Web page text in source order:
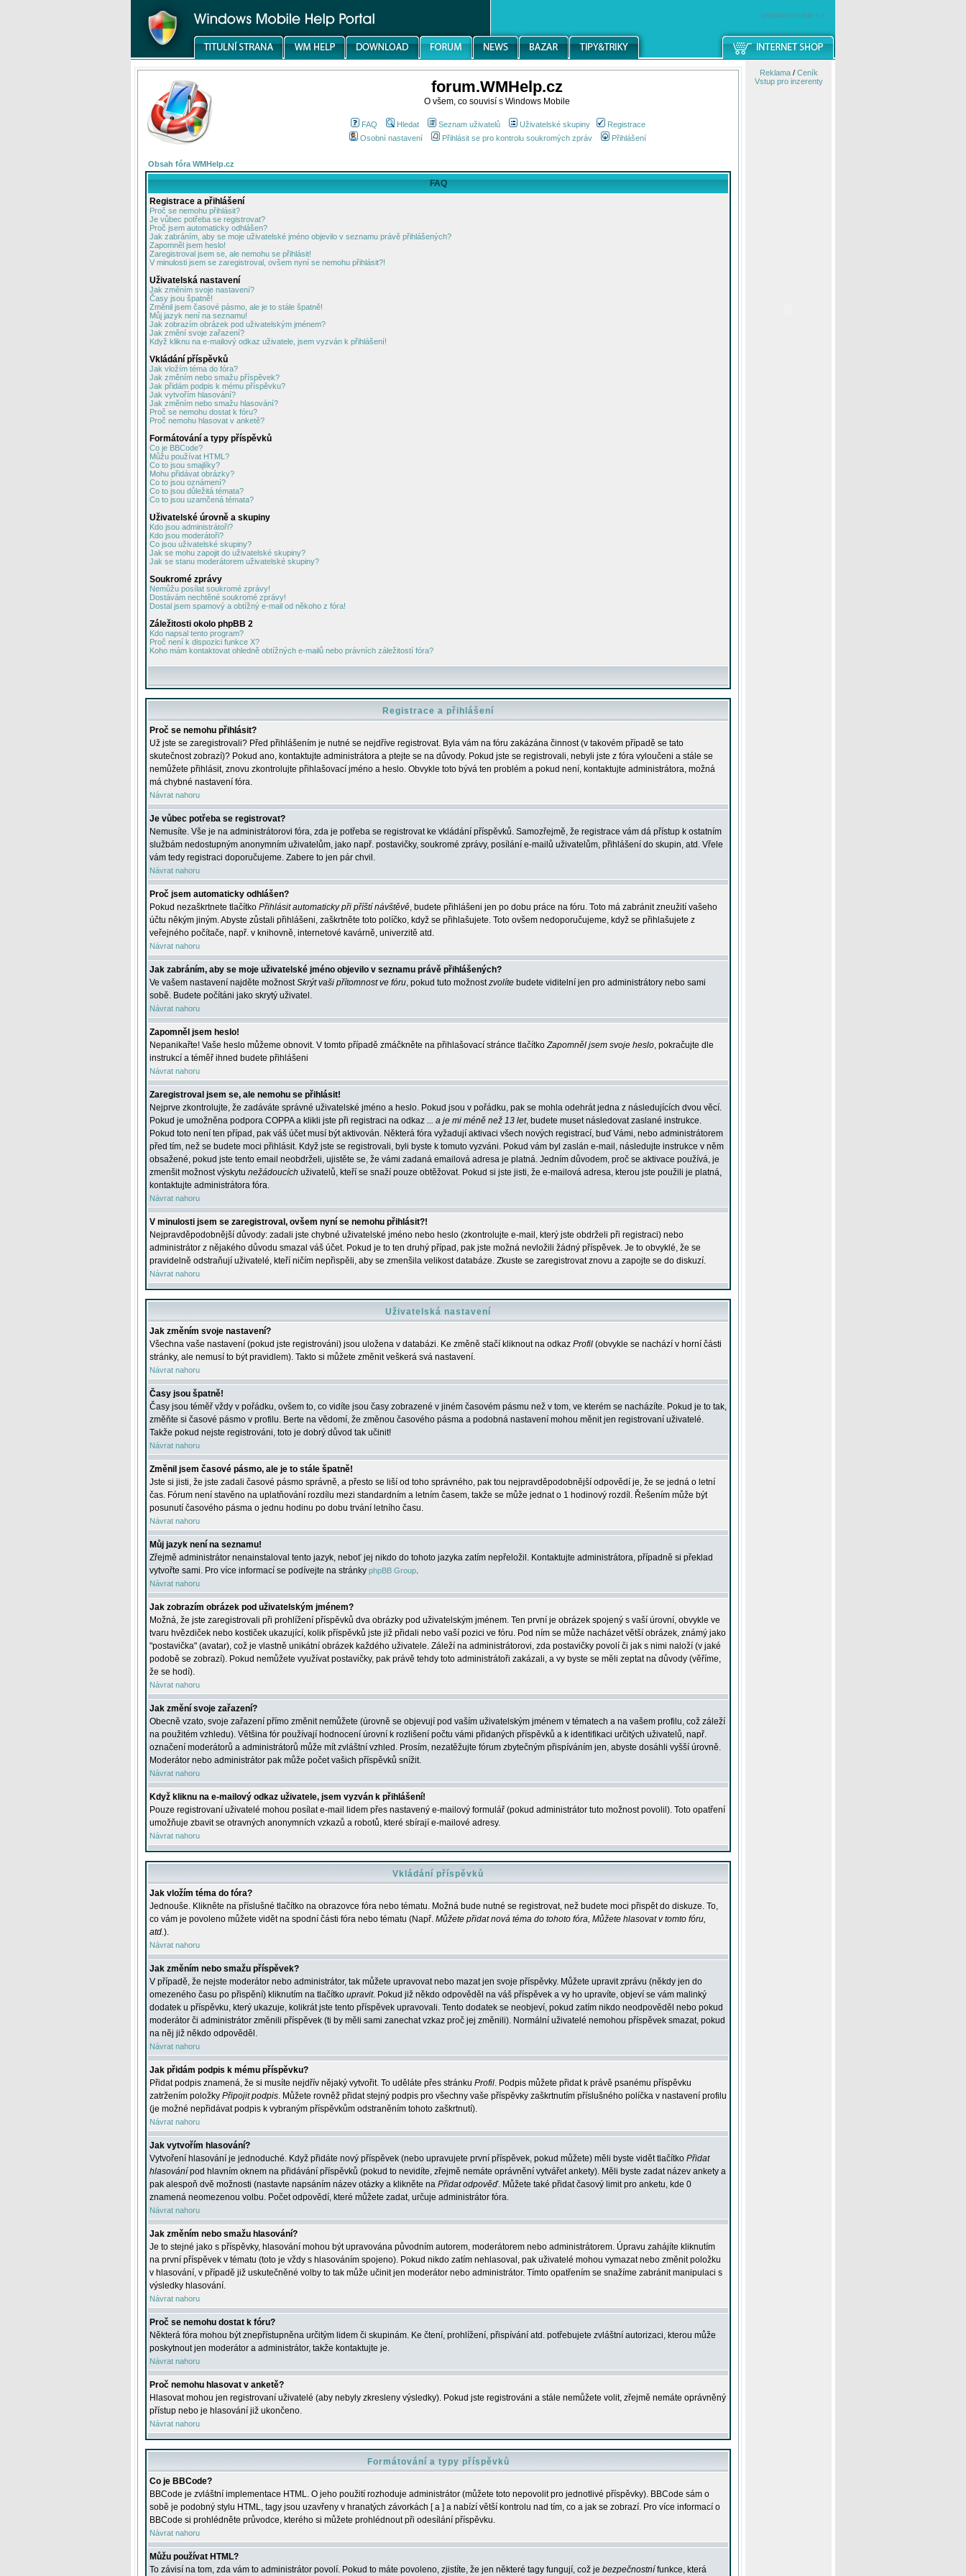
windowsmobile.cz
forum.WMHelp.cz
O všem, co souvisí s Windows Mobile
FAQ Hledat Seznam uživatelů Uživatelské skupiny
Registrace
Osobní nastavení
Přihlásit se pro kontrolu soukromých zpráv Přihlášení
Obsah fóra WMHelp.cz
FAQ
Registrace a přihlášení
Proč se nemohu přihlásit?
Je vůbec potřeba se registrovat?
Proč jsem automaticky odhlášen?
Jak zabráním, aby se moje uživatelské jméno objevilo v seznamu právě přihlášených?
Zapomněl jsem heslo!
Zaregistroval jsem se, ale nemohu se přihlásit!
V minulosti jsem se zaregistroval, ovšem nyní se nemohu přihlásit?!
Uživatelská nastavení
Jak změním svoje nastavení?
Časy jsou špatně!
Změnil jsem časové pásmo, ale je to stále špatně!
Můj jazyk není na seznamu!
Jak zobrazím obrázek pod uživatelským jménem?
Jak změní svoje zařazení?
Když kliknu na e-mailový odkaz uživatele, jsem vyzván k přihlášení!
Vkládání příspěvků
Jak vložím téma do fóra?
Jak změním nebo smažu příspěvek?
Jak přidám podpis k mému příspěvku?
Jak vytvořím hlasování?
Jak změním nebo smažu hlasování?
Proč se nemohu dostat k fóru?
Proč nemohu hlasovat v anketě?
Formátování a typy příspěvků
Co je BBCode?
Můžu používat HTML?
Co to jsou smajlíky?
Mohu přidávat obrázky?
Co to jsou oznámení?
Co to jsou důležitá témata?
Co to jsou uzamčená témata?
Uživatelské úrovně a skupiny
Kdo jsou administrátoři?
Kdo jsou moderátoři?
Co jsou uživatelské skupiny?
Jak se mohu zapojit do uživatelské skupiny?
Jak se stanu moderátorem uživatelské skupiny?
Soukromé zprávy
Nemůžu posílat soukromé zprávy!
Dostávám nechtěné soukromé zprávy!
Dostal jsem spamový a obtížný e-mail od někoho z fóra!
Záležitosti okolo phpBB 2
Kdo napsal tento program?
Proč není k dispozici funkce X?
Koho mám kontaktovat ohledně obtížných e-mailů nebo právních záležitostí fóra?
Registrace a přihlášení
Proč se nemohu přihlásit?
Už jste se zaregistrovali? Před přihlášením je nutné se nejdříve registrovat. Byla vám na fóru zakázána činnost (v takovém případě se tato
skutečnost zobrazí)? Pokud ano, kontaktujte administrátora a ptejte se na důvody. Pokud jste se registrovali, nebyli jste z fóra vyloučeni a stále se
nemůžete přihlásit, znovu zkontrolujte přihlašovací jméno a heslo. Obvykle toto bývá ten problém a pokud není, kontaktujte administrátora, možná
má chybné nastavení fóra.
Návrat nahoru
Je vůbec potřeba se registrovat?
Nemusíte. Vše je na administrátorovi fóra, zda je potřeba se registrovat ke vkládání příspěvků. Samozřejmě, že registrace vám dá přístup k ostatním
službám nedostupným anonymním uživatelům, jako např. postavičky, soukromé zprávy, posílání e-mailů uživatelům, přihlášení do skupin, atd. Vřele
vám tedy registraci doporučujeme. Zabere to jen pár chvil.
Návrat nahoru
Proč jsem automaticky odhlášen?
Pokud nezaškrtnete tlačítko Přihlásit automaticky při příští návštěvě, budete přihlášeni jen po dobu práce na fóru. Toto má zabránit zneužití vašeho
účtu někým jiným. Abyste zůstali přihlášeni, zaškrtněte toto políčko, když se přihlašujete. Toto ovšem nedoporučujeme, když se přihlašujete z
veřejného počítače, např. v knihovně, internetové kavárně, univerzitě atd.
Návrat nahoru
Jak zabráním, aby se moje uživatelské jméno objevilo v seznamu právě přihlášených?
Ve vašem nastavení najděte možnostSkrýt vaši přítomnost ve fóru, pokud tuto možnostzvolíte budete viditelní jen pro administrátory nebo sami
sobě. Budete počítáni jako skrytý uživatel.
Návrat nahoru
Zapomněl jsem heslo!
Nepanikařte! Vaše heslo můžeme obnovit. V tomto případě zmáčkněte na přihlašovací stránce tlačítkoZapomněl jsem svoje heslo, pokračujte dle
instrukcí a téměř ihned budete přihlášeni
Návrat nahoru
Zaregistroval jsem se, ale nemohu se přihlásit!
Nejprve zkontrolujte, že zadáváte správné uživatelské jméno a heslo. Pokud jsou v pořádku, pak se mohla odehrát jedna z následujících dvou věcí.
Pokud je umožněna podpora COPPA a klikli jste při registraci na odkaz ... a je mi méně než 13 let, budete muset následovat zaslané instrukce.
Pokud toto není ten případ, pak váš účet musí být aktivován. Některá fóra vyžadují aktivaci všech nových registrací, buď Vámi, nebo administrátorem
před tím, než se budete moci přihlásit. Když jste se registrovali, byli byste k tomuto vyzváni. Pokud vám byl zaslán e-mail, následujte instrukce v něm
obsažené, pokud jste tento email neobdrželi, ujistěte se, že vámi zadaná emailová adresa je platná. Jedním důvodem, proč se aktivace používá, je
zmenšit možnost výskytu nežádoucích uživatelů, kteří se snaží pouze obtěžovat. Pokud si jste jisti, že e-mailová adresa, kterou jste použili je platná,
kontaktujte administrátora fóra.
Návrat nahoru
V minulosti jsem se zaregistroval, ovšem nyní se nemohu přihlásit?!
Nejpravděpodobnější důvody: zadali jste chybné uživatelské jméno nebo heslo (zkontrolujte e-mail, který jste obdrželi při registraci) nebo
administrátor z nějakého důvodu smazal váš účet. Pokud je to ten druhý případ, pak jste možná nevložili žádný příspěvek. Je to obvyklé, že se
pravidelně odstraňují uživatelé, kteří ničím nepřispěli, aby se zmenšila velikost databáze. Zkuste se zaregistrovat znovu a zapojte se do diskuzí.
Návrat nahoru
Uživatelská nastavení
Jak změním svoje nastavení?
Všechna vaše nastavení (pokud jste registrováni) jsou uložena v databázi. Ke změně stačí kliknout na odkaz Profil (obvykle se nachází v horní části
stránky, ale nemusí to být pravidlem). Takto si můžete změnit veškerá svá nastavení.
Návrat nahoru
Časy jsou špatně!
Časy jsou téměř vždy v pořádku, ovšem to, co vidíte jsou časy zobrazené v jiném časovém pásmu než v tom, ve kterém se nacházíte. Pokud je to tak,
změňte si časové pásmo v profilu. Berte na vědomí, že změnou časového pásma a podobná nastavení mohou měnit jen registrovaní uživatelé.
Takže pokud nejste registrováni, toto je dobrý důvod tak učinit!
Návrat nahoru
Změnil jsem časové pásmo, ale je to stále špatně!
Jste si jisti, že jste zadali časové pásmo správně, a přesto se liší od toho správného, pak tou nejpravděpodobnější odpovědí je, že se jedná o letní
čas. Fórum není stavěno na uplatňování rozdílu mezi standardním a letním časem, takže se může jednat o 1 hodinový rozdíl. Řešením může být
posunutí časového pásma o jednu hodinu po dobu trvání letního času.
Návrat nahoru
Můj jazyk není na seznamu!
Zřejmě administrátor nenainstaloval tento jazyk, neboť jej nikdo do tohoto jazyka zatím nepřeložil. Kontaktujte administrátora, případně si překlad
vytvořte sami. Pro více informací se podívejte na stránky phpBB Group.
Návrat nahoru
Jak zobrazím obrázek pod uživatelským jménem?
Možná, že jste zaregistrovali při prohlížení příspěvků dva obrázky pod uživatelským jménem. Ten první je obrázek spojený s vaší úrovní, obvykle ve
tvaru hvězdiček nebo kostiček ukazující, kolik příspěvků jste již přidali nebo vaší pozici ve fóru. Pod ním se může nacházet větší obrázek, známý jako
"postavička" (avatar), což je vlastně unikátní obrázek každého uživatele. Záleží na administrátorovi, zda postavičky povolí či jak s nimi naloží (v jaké
podobě se zobrazí). Pokud nemůžete využívat postavičky, pak právě tehdy toto administrátoři zakázali, a vy byste se měli zeptat na důvody (věříme,
že se hodí).
Návrat nahoru
Jak změní svoje zařazení?
Obecně vzato, svoje zařazení přímo změnit nemůžete (úrovně se objevují pod vaším uživatelským jménem v tématech a na vašem profilu, což záleží
na použitém vzhledu). Většina fór používají hodnocení úrovní k rozlišení počtu vámi přidaných příspěvků a k identifikaci určitých uživatelů, např.
označení moderátorů a administrátorů může mít zvláštní vzhled. Prosím, nezatěžujte fórum zbytečným přispíváním jen, abyste dosáhli vyšší úrovně.
Moderátor nebo administrátor pak může počet vašich příspěvků snížit.
Návrat nahoru
Když kliknu na e-mailový odkaz uživatele, jsem vyzván k přihlášení!
Pouze registrovaní uživatelé mohou posílat e-mail lidem přes nastavený e-mailový formulář (pokud administrátor tuto možnost povolil). Toto opatření
umožňuje zbavit se otravných anonymních vzkazů a robotů, které sbírají e-mailové adresy.
Návrat nahoru
Vkládání příspěvků
Jak vložím téma do fóra?
Jednouše. Klikněte na příslušné tlačítko na obrazovce fóra nebo tématu. Možná bude nutné se registrovat, než budete moci přispět do diskuze. To,
co vám je povoleno můžete vidět na spodní části fóra nebo tématu (Např. Můžete přidat nová téma do tohoto fóra, Můžete hlasovat v tomto fóru,
atd.).
Návrat nahoru
Jak změním nebo smažu příspěvek?
V případě, že nejste moderátor nebo administrátor, tak můžete upravovat nebo mazat jen svoje příspěvky. Můžete upravit zprávu (někdy jen do
omezeného času po přispění) kliknutím na tlačítko upravit. Pokud již někdo odpověděl na váš příspěvek a vy ho upravíte, objeví se vám malinký
dodatek u příspěvku, který ukazuje, kolikrát jste tento příspěvek upravovali. Tento dodatek se neobjeví, pokud zatím nikdo neodpověděl nebo pokud
moderátor či administrátor změnili příspěvek (ti by měli sami zanechat vzkaz proč jej změnili). Normální uživatelé nemohou příspěvek smazat, pokud
na něj již někdo odpověděl.
Návrat nahoru
Jak přidám podpis k mému příspěvku?
Přidat podpis znamená, že si musíte nejdřív nějaký vytvořit. To uděláte přes stránku Profil. Podpis můžete přidat k právě psanému příspěvku
zatržením položky Připojit podpis. Můžete rovněž přidat stejný podpis pro všechny vaše příspěvky zaškrtnutím příslušného políčka v nastavení profilu
(je možné nepřidávat podpis k vybraným příspěvkům odstraněním tohoto zaškrtnutí).
Návrat nahoru
Jak vytvořím hlasování?
Vytvoření hlasování je jednoduché. Když přidáte nový příspěvek (nebo upravujete první příspěvek, pokud můžete) měli byste vidět tlačítko Přidat
hlasování pod hlavním oknem na přidávání příspěvků (pokud to nevidíte, zřejmě nemáte oprávnění vytvářet ankety). Měli byste zadat název ankety a
pak alespoň dvě možnosti (nastavte napsáním název otázky a klikněte na Přidat odpověď. Můžete také přidat časový limit pro anketu, kde 0
znamená neomezenou volbu. Počet odpovědí, které můžete zadat, určuje administrátor fóra.
Návrat nahoru
Jak změním nebo smažu hlasování?
Je to stejné jako s příspěvky, hlasování mohou být upravována původním autorem, moderátorem nebo administrátorem. Úpravu zahájíte kliknutím
na první příspěvek v tématu (toto je vždy s hlasováním spojeno). Pokud nikdo zatím nehlasoval, pak uživatelé mohou vymazat nebo změnit položku
v hlasování, v případě již uskutečněné volby to tak může učinit jen moderátor nebo administrátor. Tímto opatřením se snažíme zabránit manipulaci s
výsledky hlasování.
Návrat nahoru
Proč se nemohu dostat k fóru?
Některá fóra mohou být znepřístupněna určitým lidem či skupinám. Ke čtení, prohlížení, přispívání atd. potřebujete zvláštní autorizaci, kterou může
poskytnout jen moderátor a administrátor, takže kontaktujte je.
Návrat nahoru
Proč nemohu hlasovat v anketě?
Hlasovat mohou jen registrovaní uživatelé (aby nebyly zkresleny výsledky). Pokud jste registrováni a stále nemůžete volit, zřejmě nemáte oprávněný
přístup nebo je hlasování již ukončeno.
Návrat nahoru
Formátování a typy příspěvků
Co je BBCode?
BBCode je zvláštní implementace HTML. O jeho použití rozhoduje administrátor (můžete toto nepovolit pro jednotlivé příspěvky). BBCode sám o
sobě je podobný stylu HTML, tagy jsou uzavřeny v hranatých závorkách [ a ] a nabízí větší kontrolu nad tím, co a jak se zobrazí. Pro více informací o
BBCode si prohlédněte průvodce, kterého si můžete prohlédnout při odesílání příspěvku.
Návrat nahoru
Můžu používat HTML?
To závisí na tom, zda vám to administrátor povolí. Pokud to máte povoleno, zjistíte, že jen některé tagy fungují, což je bezpečnostní funkce, která
Reklama/ Ceník
Vstup pro inzerenty